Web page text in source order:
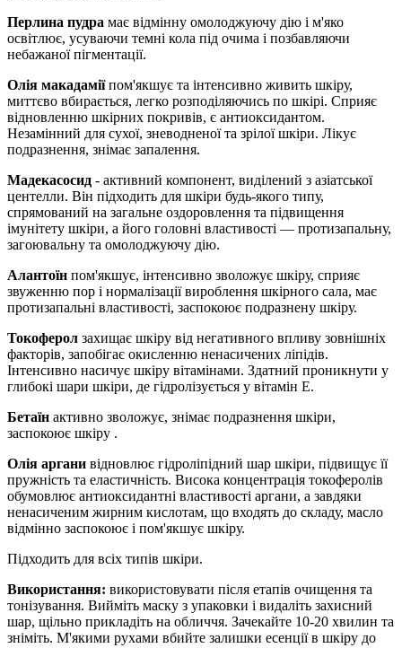
Перлина пудра має відмінну омолоджуючу дію і м'яко
освітлює, усуваючи темні кола під очима і позбавляючи
небажаної пігментації.
Олія макадаміїпом'якшує та інтенсивно живить шкіру,
миттєво вбирається, легко розподіляючись по шкірі. Сприяє
відновленню шкірних покривів, є антиоксидантом.
Незамінний для сухої, зневодненої та зрілої шкіри. Лікує
подразнення, знімає запалення.
Мадекасосид - активний компонент, виділений з азіатської
центелли. Він підходить для шкіри будь-якого типу,
спрямований на загальне оздоровлення та підвищення
імунітету шкіри, а його головні властивості — протизапальну,
загоювальну та омолоджуючу дію.
Алантоїн пом'якшує, інтенсивно зволожує шкіру, сприяє
звуженню пор і нормалізації вироблення шкірного сала, має
протизапальні властивості, заспокоює подразнену шкіру.
Токоферол захищає шкіру від негативного впливу зовнішніх
факторів, запобігає окисленню ненасичених ліпідів.
Інтенсивно насичує шкіру вітамінами. Здатний проникнути у
глибокі шари шкіри, де гідролізується у вітамін Е.
Бетаїн активно зволожує, знімає подразнення шкіри,
заспокоює шкіру .
Олія аргани відновлює гідроліпідний шар шкіри, підвищує її
пружність та еластичність. Висока концентрація токоферолів
обумовлює антиоксидантні властивості аргани, а завдяки
ненасиченим жирним кислотам, що входять до складу, масло
відмінно заспокоює і пом'якшує шкіру.
Підходить для всіх типів шкіри.
Використання: використовувати після етапів очищення та
тонізування. Вийміть маску з упаковки і видаліть захисний
шар, щільно прикладіть на обличчя. Зачекайте 10-20 хвилин та
зніміть. М'якими рухами вбийте залишки есенції в шкіру до